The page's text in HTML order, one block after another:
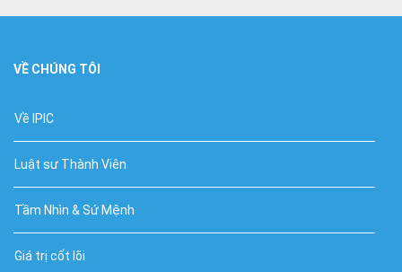
VỀ CHÚNG TÔI
Về IPIC
Luật sư Thành Viên
Tầm Nhìn & Sứ Mệnh
Giá trị cốt lõi